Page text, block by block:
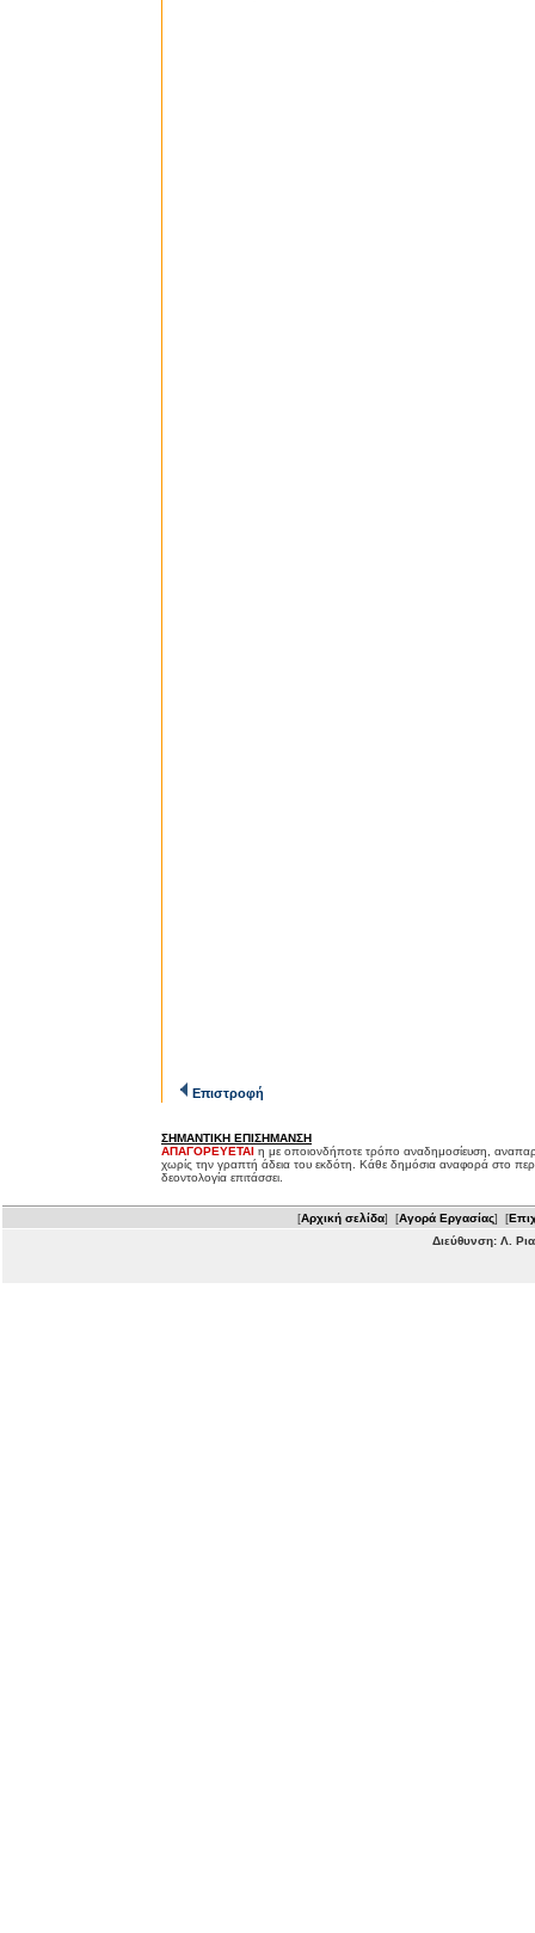
Επιστροφή
ΣΗΜΑΝΤΙΚΗ ΕΠΙΣΗΜΑΝΣΗ
ΑΠΑΓΟΡΕΥΕΤΑΙ η με οποιονδήποτε τρόπο αναδημοσίευση,
χωρίς την γραπτή άδεια του εκδότη. Κάθε δημόσια αναφορά στο
δεοντολογία επιτάσσει.
[Αρχική σελίδα] [Αγορά Εργασίας] [
Διεύθυνση: Λ.